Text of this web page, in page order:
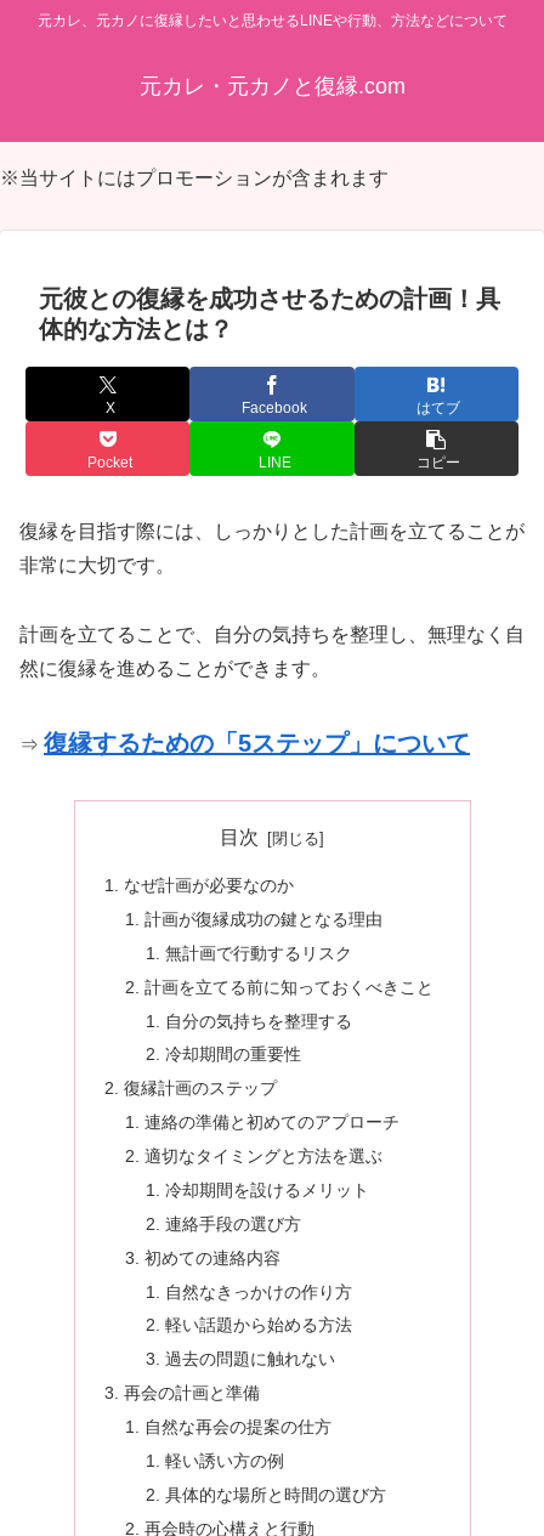
元カレ、元カノに復縁したいと思わせるLINEや行動、方法などについて
元カレ・元カノと復縁.com
※当サイトにはプロモーションが含まれます
元彼との復縁を成功させるための計画！具
体的な方法とは？
X Facebook はてブ
Pocket LINE コピー
復縁を目指す際には、しっかりとした計画を立てることが
非常に大切です。
計画を立てることで、自分の気持ちを整理し、無理なく自
然に復縁を進めることができます。
⇒ 復縁するための「5ステップ」について
目次
なぜ計画が必要なのか
計画が復縁成功の鍵となる理由
無計画で行動するリスク
計画を立てる前に知っておくべきこと
自分の気持ちを整理する
冷却期間の重要性
復縁計画のステップ
連絡の準備と初めてのアプローチ
適切なタイミングと方法を選ぶ
冷却期間を設けるメリット
連絡手段の選び方
初めての連絡内容
自然なきっかけの作り方
軽い話題から始める方法
過去の問題に触れない
再会の計画と準備
自然な再会の提案の仕方
軽い誘い方の例
具体的な場所と時間の選び方
再会時の心構えと行動